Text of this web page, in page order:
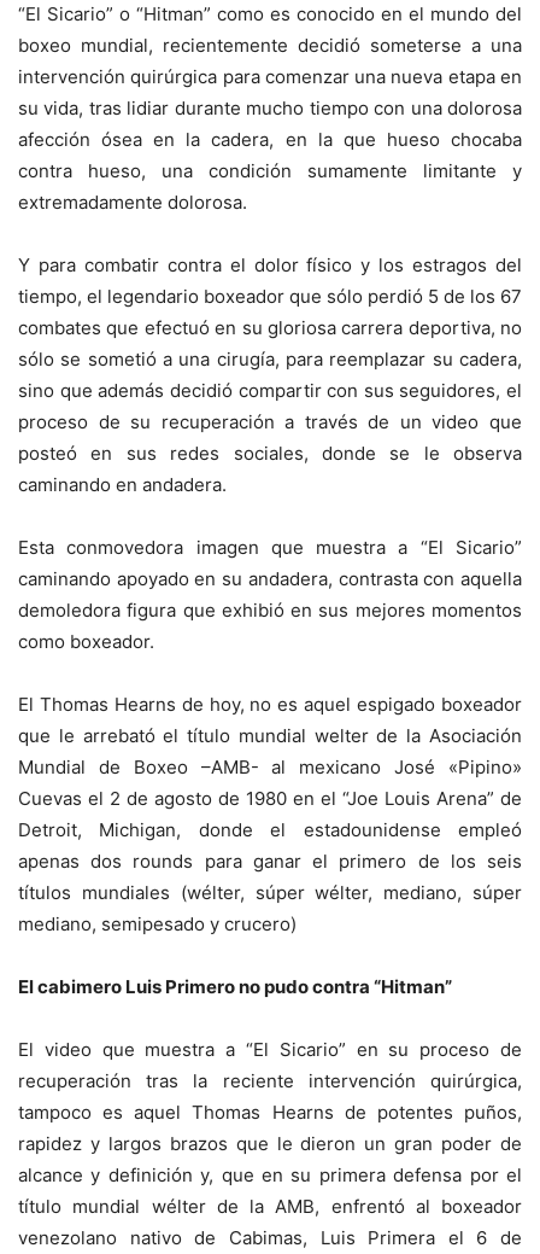
“El Sicario” o “Hitman” como es conocido en el mundo del
boxeo mundial, recientemente decidió someterse a una
intervención quirúrgica para comenzar una nueva etapa en
su vida, tras lidiar durante mucho tiempo con una dolorosa
afección ósea en la cadera, en la que hueso chocaba
contra hueso, una condición sumamente limitante y
extremadamente dolorosa.
Y para combatir contra el dolor físico y los estragos del
tiempo, el legendario boxeador que sólo perdió 5 de los 67
combates que efectuó en su gloriosa carrera deportiva, no
sólo se sometió a una cirugía, para reemplazar su cadera,
sino que además decidió compartir con sus seguidores, el
proceso de su recuperación a través de un video que
posteó en sus redes sociales, donde se le observa
caminando en andadera.
Esta conmovedora imagen que muestra a “El Sicario”
caminando apoyado en su andadera, contrasta con aquella
demoledora figura que exhibió en sus mejores momentos
como boxeador.
El Thomas Hearns de hoy, no es aquel espigado boxeador
que le arrebató el título mundial welter de la Asociación
Mundial de Boxeo –AMB- al mexicano José «Pipino»
Cuevas el 2 de agosto de 1980 en el “Joe Louis Arena” de
Detroit, Michigan, donde el estadounidense empleó
apenas dos rounds para ganar el primero de los seis
títulos mundiales (wélter, súper wélter, mediano, súper
mediano, semipesado y crucero)
El cabimero Luis Primero no pudo contra “Hitman”
El video que muestra a “El Sicario” en su proceso de
recuperación tras la reciente intervención quirúrgica,
tampoco es aquel Thomas Hearns de potentes puños,
rapidez y largos brazos que le dieron un gran poder de
alcance y definición y, que en su primera defensa por el
título mundial wélter de la AMB, enfrentó al boxeador
venezolano nativo de Cabimas, Luis Primera el 6 de